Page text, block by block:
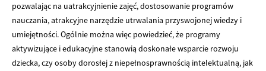
pozwalając na uatrakcyjnienie zajęć, dostosowanie programów
nauczania, atrakcyjne narzędzie utrwalania przyswojonej wiedzy i
umiejętności. Ogólnie można więc powiedzieć, że programy
aktywizujące i edukacyjne stanowią doskonałe wsparcie rozwoju
dziecka, czy osoby dorosłej z niepełnosprawnością intelektualną, jak